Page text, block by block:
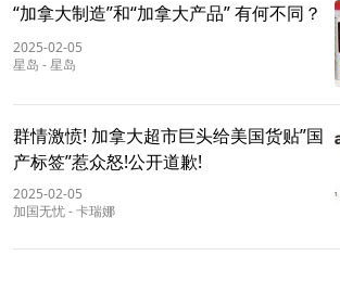
“加拿大制造”和“加拿大产品” 有何不同？
2025-02-05
星岛 -星岛
群情激愤! 加拿大超市巨头给美国货贴”国
产标签”惹众怒!公开道歉!
2025-02-05
加国无忧-卡瑞娜